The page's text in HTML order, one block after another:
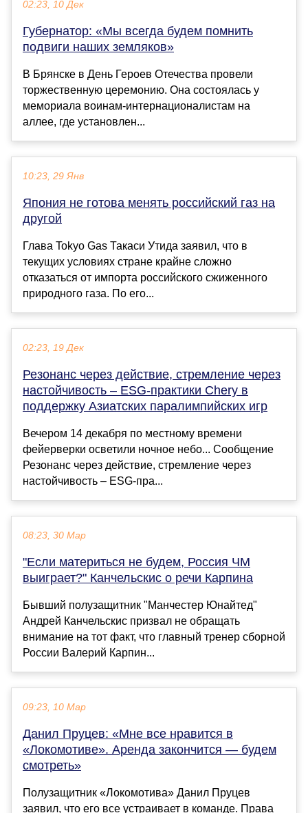
02:23, 10 Дек
Губернатор: «Мы всегда будем помнить
подвиги наших земляков»
В Брянске в День Героев Отечества провели
торжественную церемонию. Она состоялась у
мемориала воинам-интернационалистам на
аллее, где установлен...
10:23, 29 Янв
Япония не готова менять российский газ на
другой
Глава Tokyo Gas Такаси Утида заявил, что в
текущих условиях стране крайне сложно
отказаться от импорта российского сжиженного
природного газа. По его...
02:23, 19 Дек
Резонанс через действие, стремление через
настойчивость – ESG-практики Chery в
поддержку Азиатских паралимпийских игр
Вечером 14 декабря по местному времени
фейерверки осветили ночное небо... Сообщение
Резонанс через действие, стремление через
настойчивость – ESG-пра...
08:23, 30 Мар
"Если материться не будем, Россия ЧМ
выиграет?" Канчельскис о речи Карпина
Бывший полузащитник "Манчестер Юнайтед"
Андрей Канчельскис призвал не обращать
внимание на тот факт, что главный тренер сборной
России Валерий Карпин...
09:23, 10 Мар
Данил Пруцев: «Мне все нравится в
«Локомотиве». Аренда закончится — будем
смотреть»
Полузащитник «Локомотива» Данил Пруцев
заявил, что его все устраивает в команде. Права